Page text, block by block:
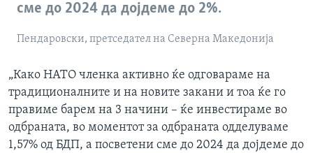
сме до 2024 да дојдеме до 2%.
Пендаровски, претседател на Северна Македонија
„Како НАТО членка активно ќе одговараме на
традиционалните и на новите закани и тоа ќе го
правиме барем на 3 начини – ќе инвестираме во
одбраната, во моментот за одбраната одделуваме
1,57% од БДП, а посветени сме до 2024 да дојдеме до